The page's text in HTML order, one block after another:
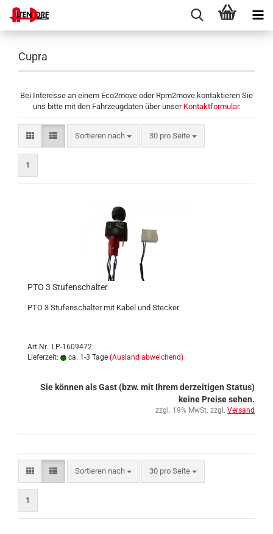
Cupra
Bei Interesse an einem Eco2move oder Rpm2move kontaktieren Sie
uns bitte mit den Fahrzeugdaten über unser Kontaktformular.
Sortieren nach
Sortieren nach 30 pro Seite
pro Seite
1
PTO 3 Stufenschalter
PTO 3 Stufenschalter mit Kabel und Stecker
Art.Nr.: LP-1609472
Lieferzeit:
ca. 1-3 Tage (Ausland abweichend)
Sie können als Gast (bzw. mit Ihrem derzeitigen Status)
keine Preise sehen.
zzgl. 19% MwSt. zzgl. Versand
Sortieren nach
Sortieren nach 30 pro Seite
pro Seite
1